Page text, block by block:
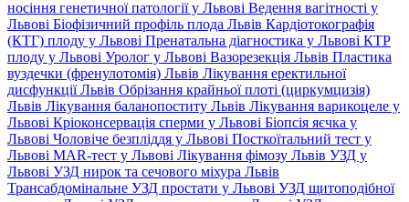
носіння генетичної патології у Львові Ведення вагітності у
Львові Біофізичний профіль плода Львів Кардіотокографія
(КТГ) плоду у Львові Пренатальна діагностика у Львові КТР
плоду у Львові Уролог у Львові Вазорезекція Львів Пластика
вуздечки (френулотомія) Львів Лікування еректильної
дисфункції Львів Обрізання крайньої плоті (циркумцизія)
Львів Лікування баланопоститу Львів Лікування варикоцеле у
Львові Кріоконсервація сперми у Львові Біопсія яєчка у
Львові Чоловіче безпліддя у Львові Посткоїтальний тест у
Львові MAR-тест у Львові Лікування фімозу Львів УЗД у
Львові УЗД нирок та сечового міхура Львів
Трансабдомінальне УЗД простати у Львові УЗД щитоподібної